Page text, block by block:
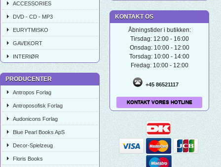
ACCESSORIES
DVD - CD - MP3
EURYTMISKO
GAVEKORT
INTERIØR
PRODUCENTER
Antropos Forlag
Antroposofisk Forlag
Audonicons Forlag
Blue Pearl Books ApS
Decor-Spielzeug
Floris Books
KONTAKT OS
Åbningstider i butikken:
Tirsdag: 12:00 - 16:00
Onsdag: 10:00 - 12:00
Torsdag: 10:00 - 14:00
Fredag: 10:00 - 12:00
+45 86521117
KONTAKT VORES HOTLINE